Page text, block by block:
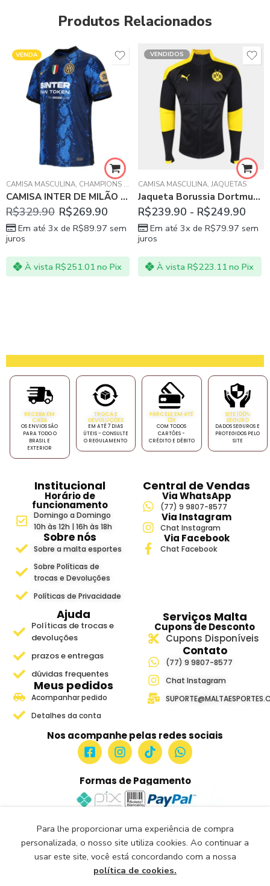
Produtos Relacionados
VENDA
CAMISA MASCULINA, CHAMPIONS LEAGUE ,INTER DE MILÃO ,SÉRIE A
CAMISA INTER DE MILÃO AZUL HOME 21/22
R$329.90 R$269.90
Em até 3x de R$89.97 sem
juros
À vista R$251.01 no Pix
VENDIDOS
CAMISA MASCULINA, JAQUETAS
Jaqueta Borussia Dortmund Treino 20/21 Preta
R$239.90 - R$249.90
Em até 3x de R$79.97 sem
juros
À vista R$223.11 no Pix
RECEBA EM
CASA
OS ENVIOS SÃO
PARA TODO O
BRASIL E
EXTERIOR
TROCA E
DEVOLUÇÕES
EM ATÉ 7 DIAS
ÚTEIS - CONSULTE
O REGULAMENTO
PARCELE EM ATÉ
12X
COM TODOS
CARTÕES -
CRÉDITO E DÉBITO
SITE 100%
SEGURO
DADOS SEGUROS E
PROTEGIDOS PELO
SITE
Institucional
Horário de
funcionamento
Domingo a Domingo
10h às 12h | 16h às 18h
Sobre nós
Sobre a malta esportes
Sobre Políticas de
trocas e Devoluções
Políticas de Privacidade
Central de Vendas
Via WhatsApp
(77) 9 9807-8577
Via Instagram
Chat Instagram
Via Facebook
Chat Facebook
Ajuda
Políticas de trocas e
devoluções
prazos e entregas
dúvidas frequentes
Meus pedidos
Acompanhar pedido
Detalhes da conta
Serviços Malta
Cupons de Desconto
Cupons Disponíveis
Contato
(77) 9 9807-8577
Chat Instagram
Nos acompanhe pelas redes sociais
Formas de Pagamento
Site Seguro e Verificado
Seguro Certificado
Certificado: Trustindex
Para lhe proporcionar uma experiência de compra
personalizada, o nosso site utiliza cookies. Ao continuar a
usar este site, você está concordando com a nossa
política de cookies.